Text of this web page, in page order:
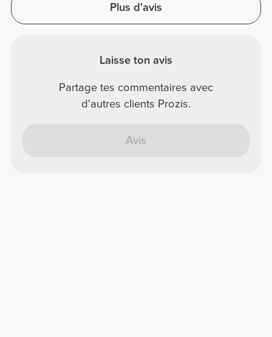
Plus d'avis
Laisse ton avis
Partage tes commentaires avec
d'autres clients Prozis.
Avis